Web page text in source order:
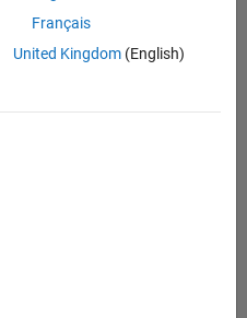
Français
United Kingdom(English)